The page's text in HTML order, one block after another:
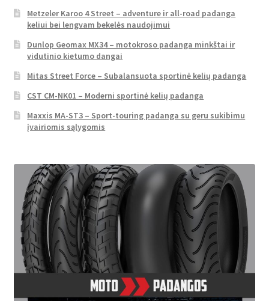
Metzeler Karoo 4 Street – adventure ir all-road padanga
keliui bei lengvam bekelės naudojimui
Dunlop Geomax MX34 – motokroso padanga minkštai ir
vidutinio kietumo dangai
Mitas Street Force – Subalansuota sportinė kelių padanga
CST CM-NK01 – Moderni sportinė kelių padanga
Maxxis MA-ST3 – Sport-touring padanga su geru sukibimu
įvairiomis sąlygomis